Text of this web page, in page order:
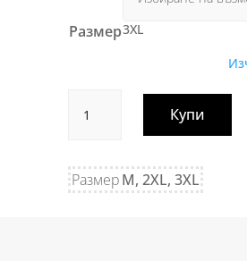
Размер3XL
дънкова
Купи
РазмерM, 2XL, 3XL